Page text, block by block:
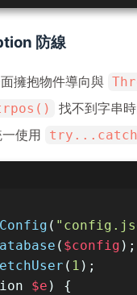
防線
擁抱物件導向與
找不到字串
使用
try...catch
(
( $config );
( 1 );
$e ) {